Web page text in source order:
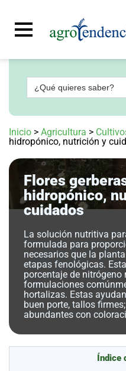
Señal
en
más
Agrotendencia
TV
Nuestros
Planes
Glosario
Regístrate
suscríbete
boletín
Contáctenos
Acuicultura
Agricultura
precisión
Apicultura
Buscar:
Inicio > Agricultura >
hidropónico, nutrición y
Flores
hidropónico,
cuidados
La solución nutritiva
formulada para
necesarios que la
etapas fenológicas.
porcentaje de
formulaciones
hortalizas. Estas
buen porte, tallos
abundantes con
Índice